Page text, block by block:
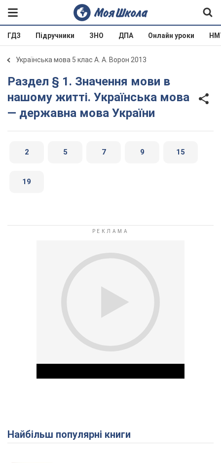
ГДЗ Підручники ЗНО ДПА Онлайн уроки
Українська мова 5 клас А. А. Ворон 2013
Раздел § 1. Значення мови в
нашому житті. Українська мова
— державна мова України
2 5 7 9 15
19
Play Video
Найбільш популярні книги